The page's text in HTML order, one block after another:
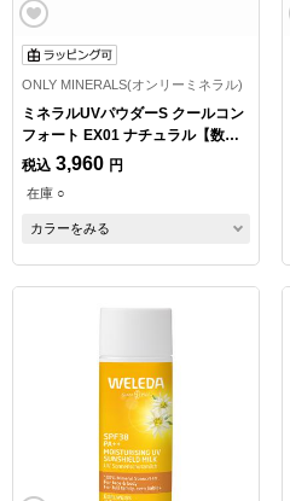
ONLY MINERALS(オンリーミネラル)
ミネラルUVパウダーS クールコン
フォート EX01 ナチュラル【数量
限定】
税込 3,960 円
在庫 ○
カラーをみる